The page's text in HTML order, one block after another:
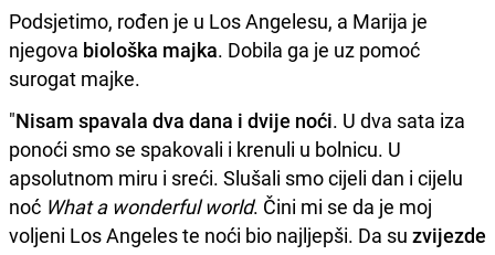
Podsjetimo, rođen je u Los Angelesu, a Marija je
njegova biološka majka. Dobila ga je uz pomoć
surogat majke.
"Nisam spavala dva dana i dvije noći. U dva sata iza
ponoći smo se spakovali i krenuli u bolnicu. U
apsolutnom miru i sreći. Slušali smo cijeli dan i cijelu
noć What a wonderful world. Čini mi se da je moj
voljeni Los Angeles te noći bio najljepši. Da su zvijezde